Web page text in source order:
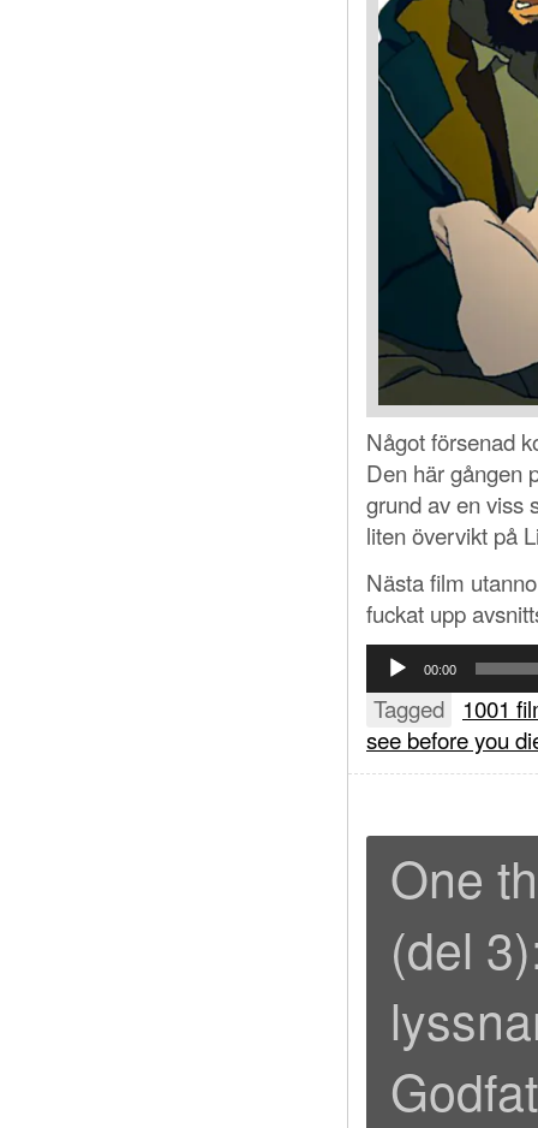
Något försenad
Den här gången
grund av en viss
liten övervikt på
Nästa film
fuckat upp
Ljudspelare
00:00
Tagged
1001
see before you
One
(del